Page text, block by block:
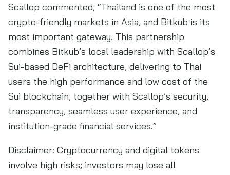
Scallop commented, “Thailand is one of the most
crypto-friendly markets in Asia, and Bitkub is its
most important gateway. This partnership
combines Bitkub’s local leadership with Scallop’s
Sui-based DeFi architecture, delivering to Thai
users the high performance and low cost of the
Sui blockchain, together with Scallop’s security,
transparency, seamless user experience, and
institution-grade financial services.”
Disclaimer: Cryptocurrency and digital tokens
involve high risks; investors may lose all